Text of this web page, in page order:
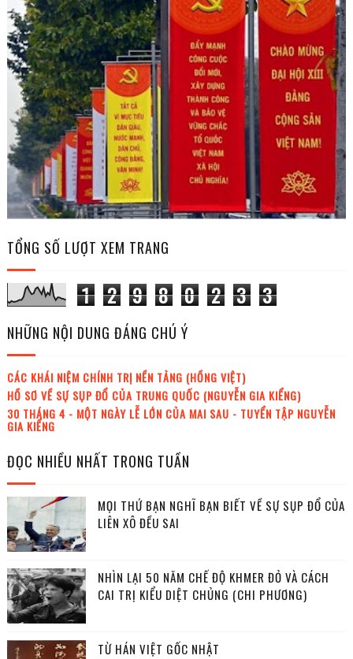
TỔNG SỐ LƯỢT XEM TRANG
1 2 9 8 0 2 3 3
NHỮNG NỘI DUNG ĐÁNG CHÚ Ý
CÁC KHÁI NIỆM CHÍNH TRỊ NỀN TẢNG (HỒNG VIỆT)
HỒ SƠ VỀ SỰ SỤP ĐỔ CỦA TRUNG QUỐC (NGUYỄN GIA KIỂNG)
30 THÁNG 4 - MỘT NGÀY LỄ LỚN CỦA MAI SAU - TUYỂN TẬP NGUYỄN
GIA KIỂNG
ĐỌC NHIỀU NHẤT TRONG TUẦN
MỌI THỨ BẠN NGHĨ BẠN BIẾT VỀ SỰ SỤP ĐỔ CỦA
LIÊN XÔ ĐỀU SAI
NHÌN LẠI 50 NĂM CHẾ ĐỘ KHMER ĐỎ VÀ CÁCH
CAI TRỊ KIỂU DIỆT CHỦNG (CHI PHƯƠNG)
TỪ HÁN VIỆT GỐC NHẬT